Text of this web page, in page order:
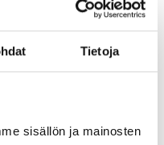
Tietoja
sisällön ja mainosten
moderni
(n. 50 m2)
osoitteessa